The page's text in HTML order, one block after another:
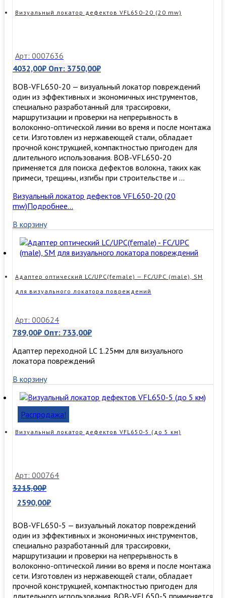
Визуальный локатор дефектов VFL650-20 (20 mw)
Арт: 0007636
4032,00₽ Опт: 3750,00₽
BOB-VFL650-20 — визуальный локатор повреждений
один из эффективных и экономичных инструментов,
специально разработанный для трассировки,
маршрутизации и проверки на непрерывность в
волоконно-оптической линии во время и после монтажа
сети. Изготовлен из нержавеющей стали, обладает
прочной конструкцией, компактностью пригоден для
длительного использования. BOB-VFL650-20
применяется для поиска дефектов волокна, таких как
примеси, трещины, изгибы при строительстве и …
Визуальный локатор дефектов VFL650-20 (20
mw)Подробнее…
В корзину
Адаптер оптический LC/UPC(female) — FC/UPC (male), SM
для визуального локатора повреждений
Арт: 000624
789,00₽ Опт: 733,00₽
Адаптер переходной LC 1.25мм для визуального
локатора повреждений
В корзину
Распродажа!
Визуальный локатор дефектов VFL650-5 (до 5 км)
Арт: 000764
3215,00₽
2590,00₽
BOB-VFL650-5 — визуальный локатор повреждений
один из эффективных и экономичных инструментов,
специально разработанный для трассировки,
маршрутизации и проверки на непрерывность в
волоконно-оптической линии во время и после монтажа
сети. Изготовлен из нержавеющей стали, обладает
прочной конструкцией, компактностью пригоден для